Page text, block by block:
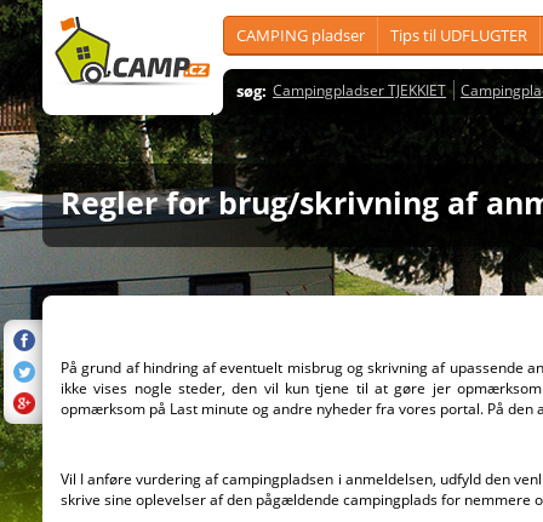
CAMPING pladser Tips til UDFLUGTER
søg: Campingpladser TJEKKIET
Regler for brug/skrivning af
På grund af hindring af eventuelt misbrug og skrivning af upassende
ikke vises nogle steder, den vil kun tjene til at gøre jer
opmærksom på Last minute og andre nyheder fra vores portal. På
Vil I anføre vurdering af campingpladsen i anmeldelsen, udfyld den
skrive sine oplevelser af den pågældende campingplads for nemmere